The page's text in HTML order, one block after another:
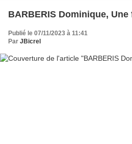
BARBERIS Dominique,
Publié le 07/11/2023 à 11:41
Par JBicrel